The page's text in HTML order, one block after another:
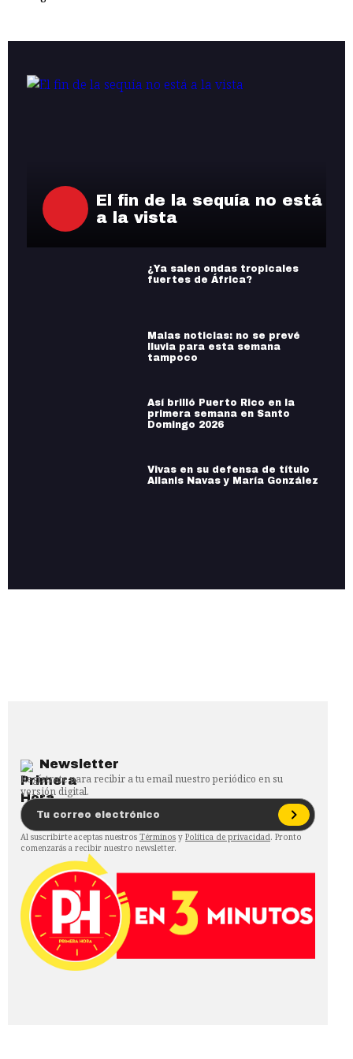
El fin de la sequía no está
a la vista
¿Ya salen ondas tropicales
fuertes de África?
Malas noticias: no se prevé
lluvia para esta semana
tampoco
Así brilló Puerto Rico en la
primera semana en Santo
Domingo 2026
Vivas en su defensa de título
Allanis Navas y María González
Newsletter
Regístrate para recibir a tu email nuestro periódico en su
versión digital.
Al suscribirte aceptas nuestros Términos y Política de privacidad. Pronto
comenzarás a recibir nuestro newsletter.